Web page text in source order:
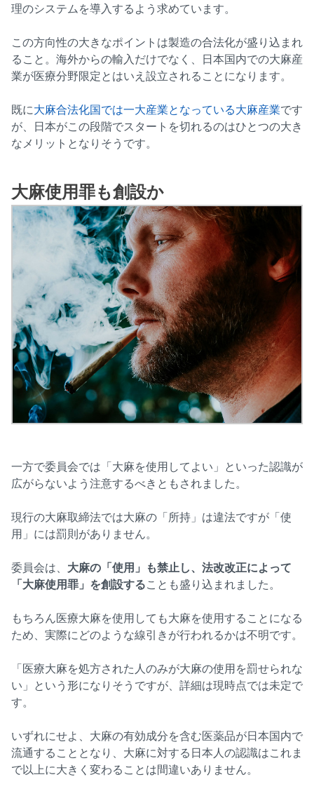
理のシステムを導入するよう求めています。
この方向性の大きなポイントは製造の合法化が盛り込まれ
ること。海外からの輸入だけでなく、日本国内での大麻産
業が医療分野限定とはいえ設立されることになります。
既に大麻合法化国では一大産業となっている大麻産業です
が、日本がこの段階でスタートを切れるのはひとつの大き
なメリットとなりそうです。
大麻使用罪も創設か
一方で委員会では「大麻を使用してよい」といった認識が
広がらないよう注意するべきともされました。
現行の大麻取締法では大麻の「所持」は違法ですが「使
用」には罰則がありません。
委員会は、 大麻の「使用」も禁止し、法改改正によって
「大麻使用罪」を創設することも盛り込まれました。
もちろん医療大麻を使用しても大麻を使用することになる
ため、実際にどのような線引きが行われるかは不明です。
「医療大麻を処方された人のみが大麻の使用を罰せられな
い」という形になりそうですが、詳細は現時点では未定で
す。
いずれにせよ、大麻の有効成分を含む医薬品が日本国内で
流通することとなり、大麻に対する日本人の認識はこれま
で以上に大きく変わることは間違いありません。